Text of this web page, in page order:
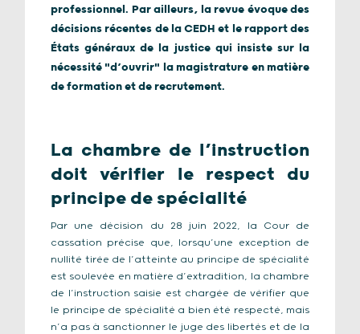
professionnel. Par ailleurs, la revue évoque des
décisions récentes de la CEDH et le rapport des
États généraux de la justice qui insiste sur la
nécessité "d’ouvrir" la magistrature en matière
de formation et de recrutement.
La chambre de l’instruction
doit vérifier le respect du
principe de spécialité
Par une décision du 28 juin 2022, la Cour de
cassation précise que, lorsqu’une exception de
nullité tirée de l’atteinte au principe de spécialité
est soulevée en matière d’extradition, la chambre
de l’instruction saisie est chargée de vérifier que
le principe de spécialité a bien été respecté, mais
n’a pas à sanctionner le juge des libertés et de la